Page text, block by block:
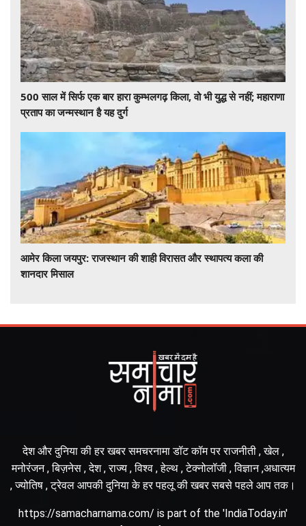
500 साल में सिर्फ एक बार हारा कुम्भलगढ़ किला, वो भी युद्ध से नहीं; महाराणा
प्रताप का जन्मस्थान है यह दुर्ग
आमेर किला जयपुर: राजस्थान की शाही विरासत और स्थापत्य कला की
शानदार मिसाल
देश और दुनिया की हर खबर समचरनामा डॉट कॉम पर राजनीती , खेल ,
मनोरंजन , बिज़नेस , देश , राज्य , विश्व , हेल्थ , टेक्नोलॉजी , विज्ञान ,अधात्यम
, ज्योतिष , ट्रेवल आपकी दुनिया के हर पहलू की खबर सबसे पहले आप तक।
https://samacharnama.com/ is part of the 'IndiaToday.in'